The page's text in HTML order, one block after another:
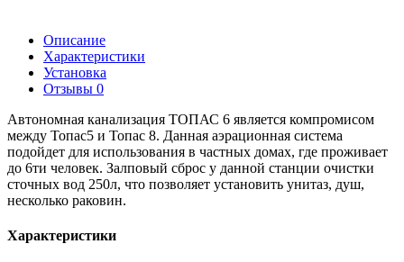
Описание
Характеристики
Установка
Отзывы 0
Автономная канализация ТОПАС 6 является компромисом
между Топас5 и Топас 8. Данная аэрационная система
подойдет для использования в частных домах, где проживает
до 6ти человек. Залповый сброс у данной станции очистки
сточных вод 250л, что позволяет установить унитаз, душ,
несколько раковин.
Характеристики